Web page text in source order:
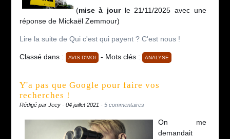
(mise à jourle 21/11/2025 avec une
réponse de Mickaël Zemmour)
Lire la suite de Qui c'est qui payent ? C'est nous !
Classé dans : AVIS D'MOI - Mots clés : ANALYSE
Y'a pas que Google pour faire vos
recherches !
Rédigé par Jeey - 04 juillet 2021 - 5 commentaires
On me
demandait